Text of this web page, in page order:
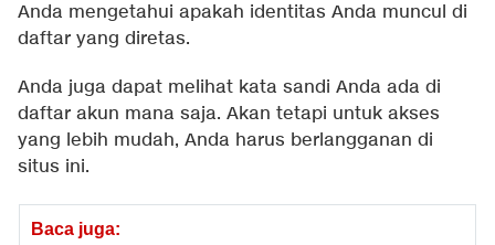
Anda mengetahui apakah identitas Anda muncul di
daftar yang diretas.
Anda juga dapat melihat kata sandi Anda ada di
daftar akun mana saja. Akan tetapi untuk akses
yang lebih mudah, Anda harus berlangganan di
situs ini.
Baca juga: